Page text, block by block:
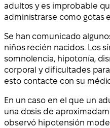
adultos y es improbable
administrarse como gotas
Se han comunicado
niños recién nacidos. Los
somnolencia, hipotonía,
corporal y dificultades
esto contacte con su
En un caso en el que un
una dosis de
observó hipotensión